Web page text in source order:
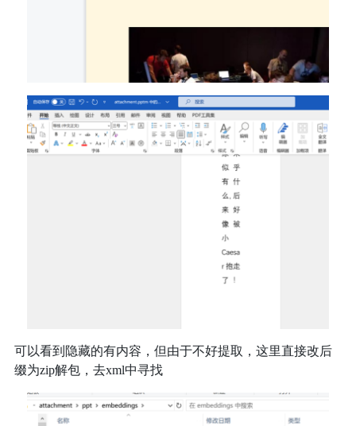
可以看到隐藏的有内容，但由于不好提取，这里直接改后
缀为zip解包，去xml中寻找